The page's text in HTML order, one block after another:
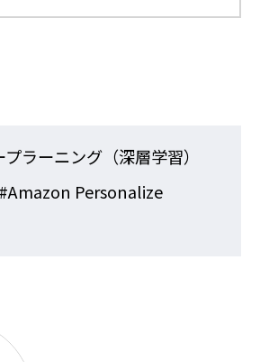
ラーニング（深層学習）
#Amazon Personalize